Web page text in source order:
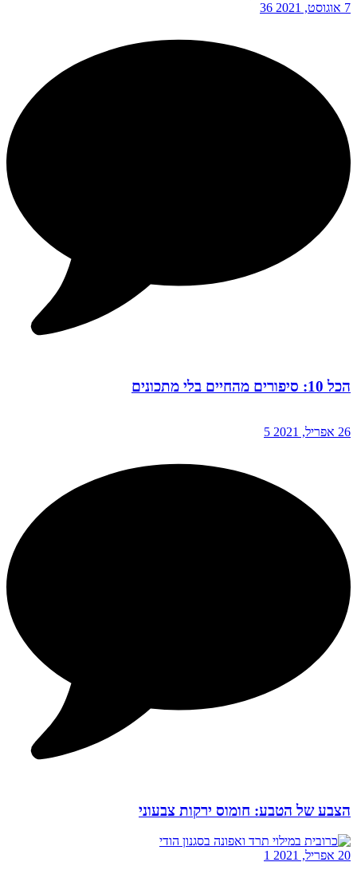
7 אוגוסט, 2021 36
הכל 10: סיפורים מהחיים בלי מתכונים
26 אפריל, 2021 5
הצבע של הטבע: חומוס ירקות צבעוני
20 אפריל, 2021 1